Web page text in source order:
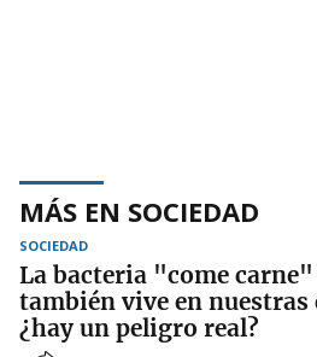
MÁS EN SOCIEDAD
SOCIEDAD
La bacteria "come carne"
también vive en nuestras
¿hay un peligro real?